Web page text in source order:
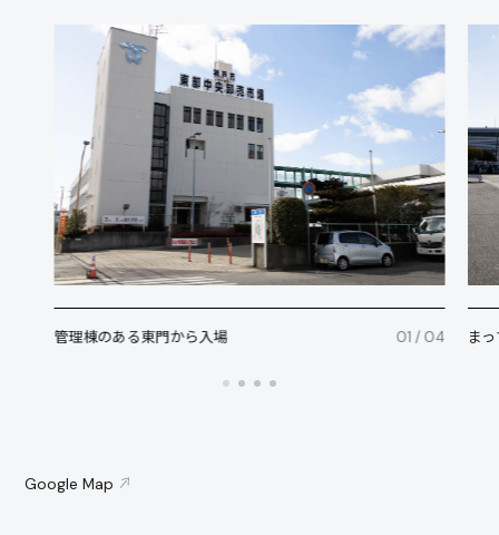
管理棟のある東門から入場 01 / 04 ま
Google Map